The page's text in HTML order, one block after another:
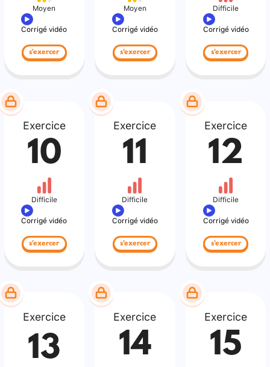
Moyen
Corrigé vidéo
s'exercer
Moyen
Corrigé vidéo
s'exercer
Difficile
Corrigé vidéo
s'exercer
Exercice
10
Difficile
Corrigé vidéo
s'exercer
Exercice
11
Difficile
Corrigé vidéo
s'exercer
Exercice
12
Difficile
Corrigé vidéo
s'exercer
Exercice
13
Exercice
14
Exercice
15